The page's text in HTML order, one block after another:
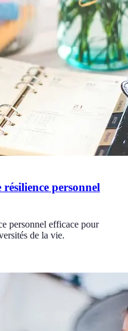
personnel
personnel efficace pour
de la vie.